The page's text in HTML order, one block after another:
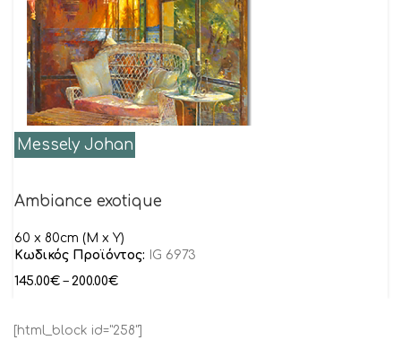
Messely Johan
Ambiance exotique
60 x 80cm (M x Y)
Κωδικός Προϊόντος:
IG 6973
145.00€ – 200.00€
[html_block id="258"]